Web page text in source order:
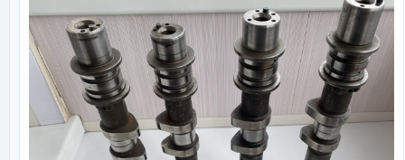
i
o
n
d
a
t